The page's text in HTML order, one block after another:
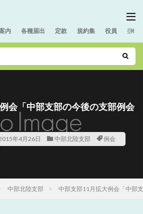
内 各種届出 定款 規約集 役員 援助
会「中部支部の今後の支部例会
年4月26日 中部北陸支部 例会
中部北陸支部 中部支部11月拡大例会「中部